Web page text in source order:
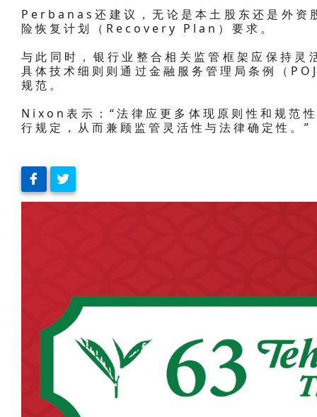
Perbanas还建议，无论是本土股东还是外资
险恢复计划（Recovery Plan）要求。
与此同时，银行业整合相关监管框架应保持
具体技术细则则通过金融服务管理局条例（
规范。
Nixon表示：“法律应更多体现原则性和规范
行规定，从而兼顾监管灵活性与法律确定性。